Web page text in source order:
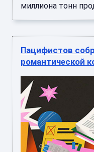
миллиона тонн
Пацифистов
романтической